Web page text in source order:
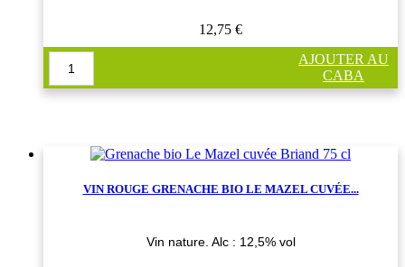
12,75 €
AJOUTER AU
CABA
VIN ROUGE GRENACHE BIO LE MAZEL CUVÉE...
Vin nature. Alc : 12,5% vol